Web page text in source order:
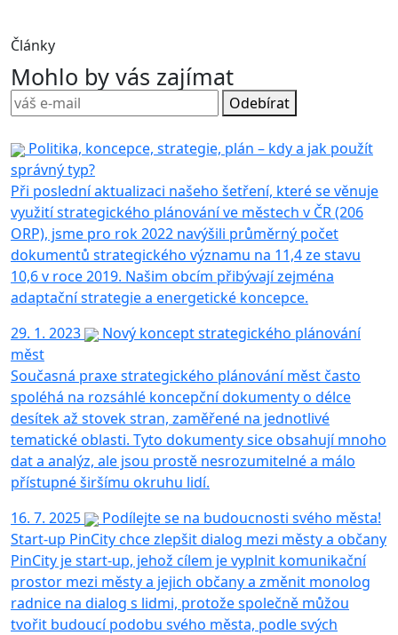
Články
Mohlo by vás zajímat
Odebírat
Politika, koncepce, strategie, plán – kdy a jak použít
správný typ?
Při poslední aktualizaci našeho šetření, které se věnuje
využití strategického plánování ve městech v ČR (206
ORP), jsme pro rok 2022 navýšili průměrný počet
dokumentů strategického významu na 11,4 ze stavu
10,6 v roce 2019. Našim obcím přibývají zejména
adaptační strategie a energetické koncepce.
29. 1. 2023
Nový koncept strategického plánování
měst
Současná praxe strategického plánování měst často
spoléhá na rozsáhlé koncepční dokumenty o délce
desítek až stovek stran, zaměřené na jednotlivé
tematické oblasti. Tyto dokumenty sice obsahují mnoho
dat a analýz, ale jsou prostě nesrozumitelné a málo
přístupné širšímu okruhu lidí.
16. 7. 2025
Podílejte se na budoucnosti svého města!
Start-up PinCity chce zlepšit dialog mezi městy a občany
PinCity je start-up, jehož cílem je vyplnit komunikační
prostor mezi městy a jejich občany a změnit monolog
radnice na dialog s lidmi, protože společně můžou
tvořit budoucí podobu svého města, podle svých